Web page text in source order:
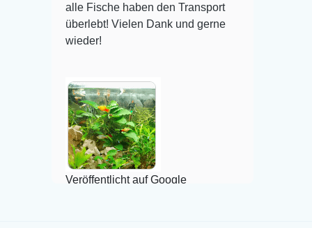
alle Fische haben den Transport
überlebt! Vielen Dank und gerne
wieder!
Veröffentlicht auf Google